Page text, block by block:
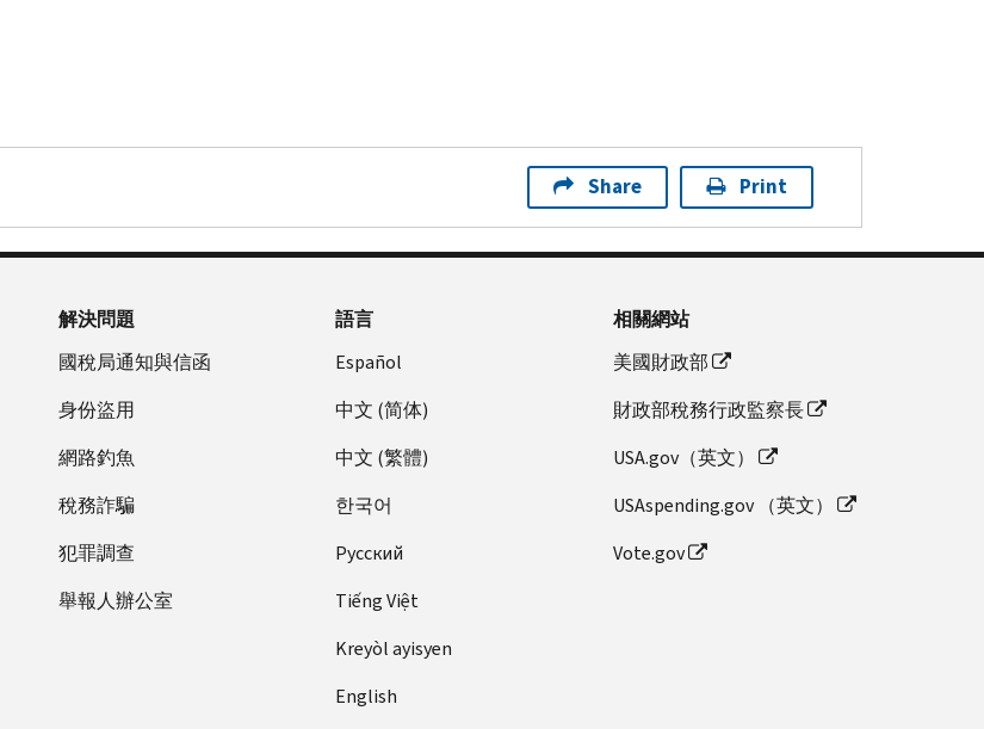
Share Print
解決問題
國稅局通知與信函
身份盜用
網路釣魚
稅務詐騙
犯罪調查
舉報人辦公室
語言
Español
中文 (简体)
中文 (繁體)
한국어
Pусский
Tiếng Việt
Kreyòl ayisyen
English
相關網站
美國財政部
財政部稅務行政監察長
USA.gov（英文）
USAspending.gov （英文）
Vote.gov